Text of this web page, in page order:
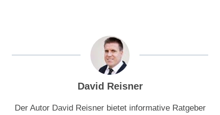
David Reisner
Der Autor David Reisner bietet informative Ratgeber